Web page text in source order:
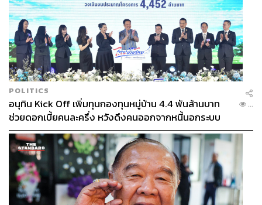
POLITICS
อนุทิน Kick Off เพิ่มทุนกองทุนหมู่บ้าน 4.4 พันล้านบาท
ช่วยดอกเบี้ยคนละครึ่ง หวังดึงคนออกจากหนี้นอกระบบ
...